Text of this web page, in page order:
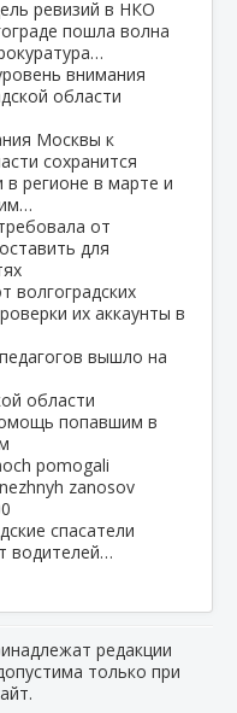
пошла волна
внимания
области
регионе в марте и
от
для
вышло на
области
попавшим в
спасатели
водителей…
редакции
только при